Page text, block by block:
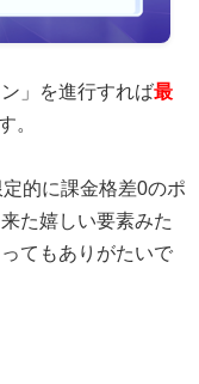
」を進行すれば最
。
的に課金格差0のポ
た嬉しい要素みた
てもありがたいで